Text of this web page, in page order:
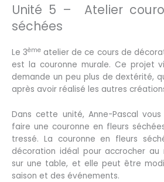
Unité 5 – Atelier
séchées
Le 3ème atelier de ce cours de
est la couronne murale. Ce projet
demande un peu plus de dextérité,
après avoir réalisé les autres
Dans cette unité, Anne-Pascal
faire une couronne en fleurs
tressé. La couronne en fleurs
décoration idéal pour accrocher au
sur une table, et elle peut être
saison et des événements.